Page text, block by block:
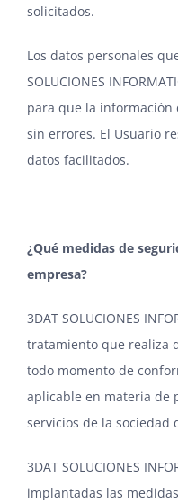
solicitados.
Los datos personales
SOLUCIONES
para que la información
sin errores. El Usuario
datos facilitados.
¿Qué medidas de
empresa?
3DAT SOLUCIONES
tratamiento que realiza
todo momento de
aplicable en materia de
servicios de la sociedad
3DAT SOLUCIONES
implantadas las